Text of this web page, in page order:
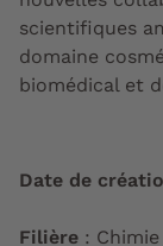
scientifiques
domaine
biomédical et
Date de
Filière :